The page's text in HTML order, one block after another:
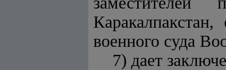
военного суда
7) дает